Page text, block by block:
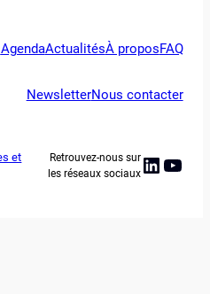
AgendaActualitésÀ proposFAQ
NewsletterNous contacter
et
Retrouvez-nous sur
les réseaux sociaux